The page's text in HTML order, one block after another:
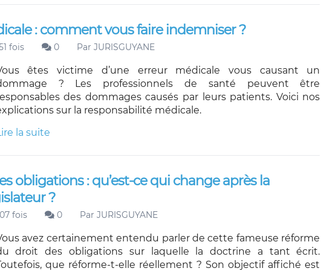
: comment vous faire indemniser ?
fois 0 Par JURISGUYANE
êtes victime d’une erreur médicale vous causant un
? Les professionnels de santé peuvent être
des dommages causés par leurs patients. Voici nos
sur la responsabilité médicale.
la suite
obligations : qu’est-ce qui change après la
?
fois 0 Par JURISGUYANE
avez certainement entendu parler de cette fameuse réforme
droit des obligations sur laquelle la doctrine a tant écrit.
que réforme-t-elle réellement ? Son objectif affiché est